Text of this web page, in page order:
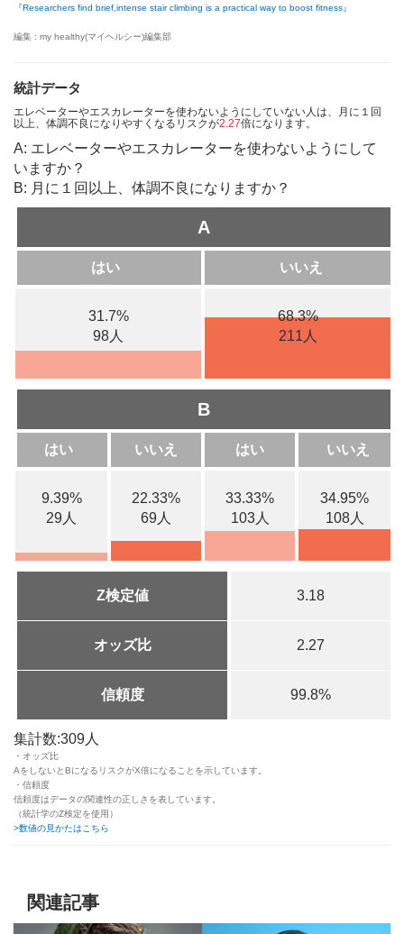
『Researchers find brief,intense stair climbing is a practical way to boost fitness』
編集 : my healthy(マイヘルシー)編集部
統計データ
エレベーターやエスカレーターを使わないようにしていない人は、月に１回
以上、体調不良になりやすくなるリスクが2.27倍になります。
A: エレベーターやエスカレーターを使わないようにして
いますか？
B: 月に１回以上、体調不良になりますか？
A
はい いいえ
31.7%
98人
68.3%
211人
B
はい いいえ はい いいえ
9.39%
29人
22.33%
69人
33.33%
103人
34.95%
108人
Z検定値 3.18
オッズ比 2.27
信頼度 99.8%
集計数:309人
・オッズ比
AをしないとBになるリスクがX倍になることを示しています。
・信頼度
信頼度はデータの関連性の正しさを表しています。
（統計学のZ検定を使用）
>数値の見かたはこちら
関連記事